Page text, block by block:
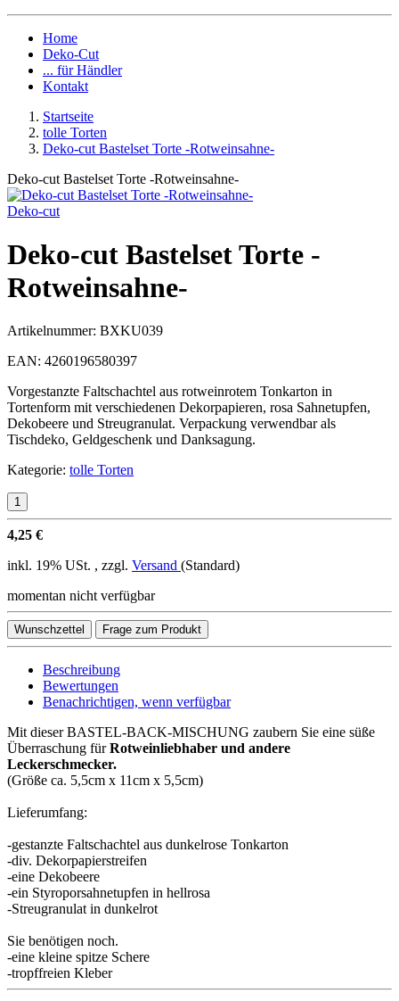
Home
Deko-Cut
... für Händler
Kontakt
Startseite
tolle Torten
Deko-cut Bastelset Torte -Rotweinsahne-
Deko-cut Bastelset Torte -Rotweinsahne-
Deko-cut
Deko-cut Bastelset Torte -
Rotweinsahne-
Artikelnummer: BXKU039
EAN: 4260196580397
Vorgestanzte Faltschachtel aus rotweinrotem Tonkarton in
Tortenform mit verschiedenen Dekorpapieren, rosa Sahnetupfen,
Dekobeere und Streugranulat. Verpackung verwendbar als
Tischdeko, Geldgeschenk und Danksagung.
Kategorie: tolle Torten
4,25 €
inkl. 19% USt. , zzgl. Versand (Standard)
momentan nicht verfügbar
Wunschzettel Frage zum Produkt
Beschreibung
Bewertungen
Benachrichtigen, wenn verfügbar
Mit dieser BASTEL-BACK-MISCHUNG zaubern Sie eine süße
Überraschung fürRotweinliebhaber und andere
Leckerschmecker.
(Größe ca. 5,5cm x 11cm x 5,5cm)
Lieferumfang:
-gestanzte Faltschachtel aus dunkelrose Tonkarton
-div. Dekorpapierstreifen
-eine Dekobeere
-ein Styroporsahnetupfen in hellrosa
-Streugranulat in dunkelrot
Sie benötigen noch.
-eine kleine spitze Schere
-tropffreien Kleber